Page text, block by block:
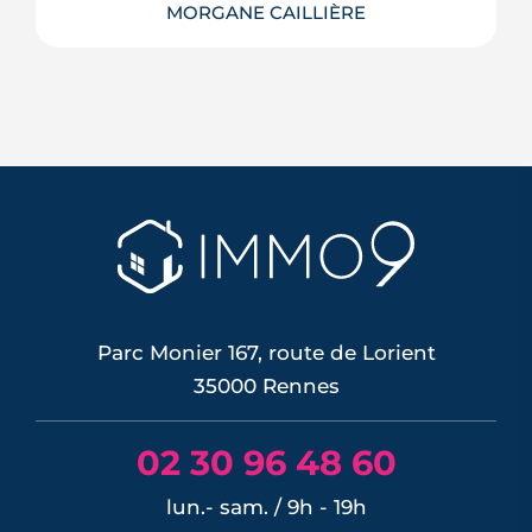
MORGANE CAILLIÈRE
possible, risque de décote, limites du
DPE, atout du neuf : ce qu'il faut savoir
avant d'acheter ou de revendre.
Parc Monier 167, route de Lorient
35000 Rennes
02 30 96 48 60
lun.- sam. / 9h - 19h